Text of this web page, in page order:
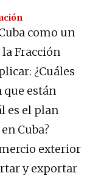
como un
Fracción
¿Cuáles
que están
es el plan
Cuba?
exterior
y exportar